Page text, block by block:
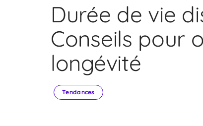
Durée de vie
Conseils pour
longévité
Tendances